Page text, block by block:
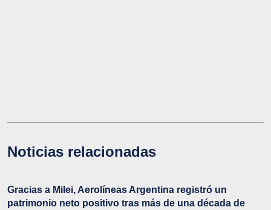
Noticias relacionadas
Gracias a Milei, Aerolíneas Argentina registró un
patrimonio neto positivo tras más de una década de